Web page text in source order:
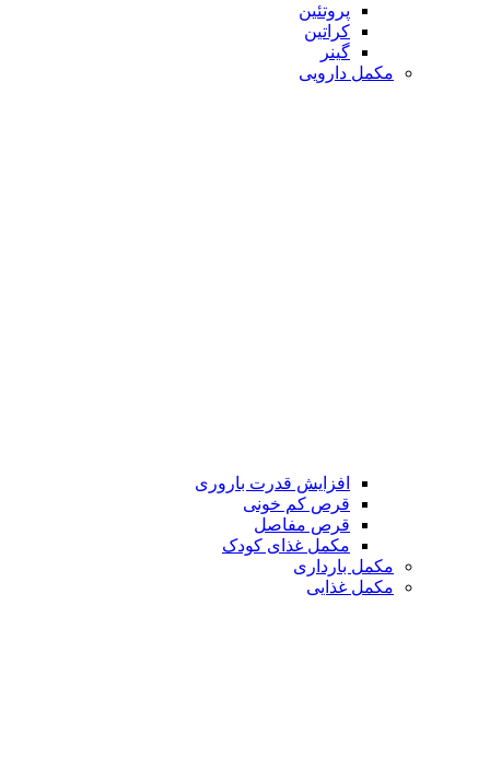
پروتئین
کراتین
گینر
مکمل دارویی
افزایش قدرت باروری
قرص کم خونی
قرص مفاصل
مکمل غذای کودک
مکمل بارداری
مکمل غذایی